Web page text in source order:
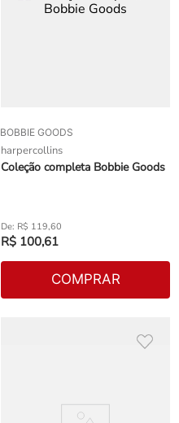
BOBBIE GOODS
harpercollins
Coleção completa Bobbie Goods
R$ 119,60
R$ 100,61
COMPRAR